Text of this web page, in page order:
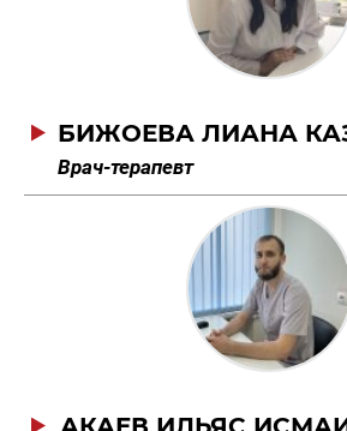
БИЖОЕВА ЛИАНА
Врач-терапевт